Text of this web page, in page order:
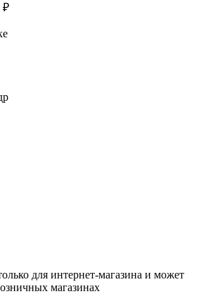
₽
для интернет-магазина и может
магазинах